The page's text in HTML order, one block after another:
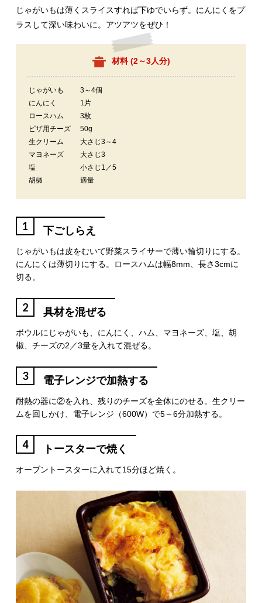
じゃがいもは薄くスライスすれば下ゆでいらず。にんにくをプ
ラスして深い味わいに。アツアツをぜひ！
材料 (2～3人分)
じゃがいも
3～4個
にんにく
1片
ロースハム
3枚
ピザ用チーズ
50g
生クリーム
大さじ3～4
マヨネーズ
大さじ3
塩
小さじ1／5
胡椒
適量
1 下ごしらえ
じゃがいもは皮をむいて野菜スライサーで薄い輪切りにする。
にんにくは薄切りにする。ロースハムは幅8mm、長さ3cmに
切る。
2 具材を混ぜる
ボウルにじゃがいも、にんにく、ハム、マヨネーズ、塩、胡
椒、チーズの2／3量を入れて混ぜる。
3 電子レンジで加熱する
耐熱の器に②を入れ、残りのチーズを全体にのせる。生クリー
ムを回しかけ、電子レンジ（600W）で5～6分加熱する。
4 トースターで焼く
オーブントースターに入れて15分ほど焼く。